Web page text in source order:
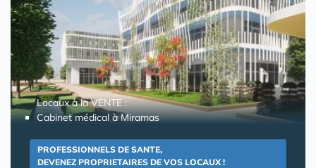
Locaux à la VENTE :
Cabinet médical à Miramas
PROFESSIONNELS DE SANTE,
DEVENEZ PROPRIETAIRES DE VOS LOCAUX !